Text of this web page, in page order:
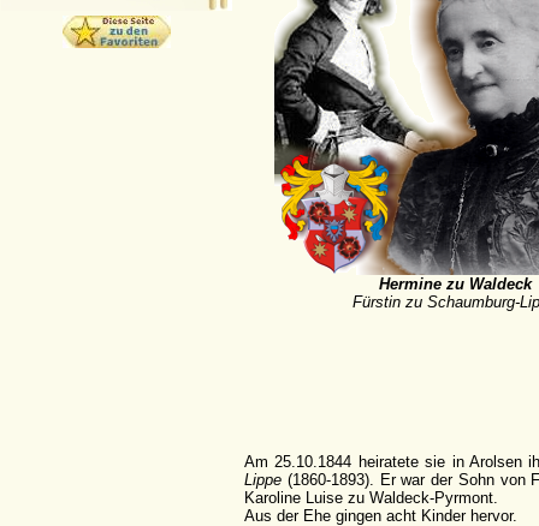
Hermine zu Waldeck
Fürstin zu Schaumburg-
Am 25.10.1844 heiratete sie in Arolsen
Lippe (1860-1893). Er war der Sohn von
Karoline Luise zu Waldeck-Pyrmont.
Aus der Ehe gingen acht Kinder hervor.